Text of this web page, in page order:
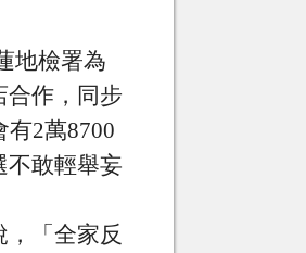
地檢署為
合作，同步
有2萬8700
不敢輕舉妄
「全家反